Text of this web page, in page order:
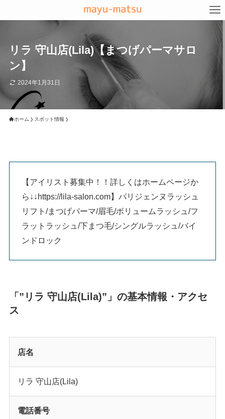
リラ 守山店(Lila)【まつげパーマサロ
ン】
2024年1月31日
ホーム スポット情報
【アイリスト募集中！！詳しくはホームページか
ら↓↓https://lila-salon.com】パリジェンヌラッシュ
リフト/まつげパーマ/眉毛/ボリュームラッシュ/フ
ラットラッシュ/下まつ毛/シングルラッシュ/バイ
ンドロック
「”リラ 守山店(Lila)”」の基本情報・アクセ
ス
店名
リラ 守山店(Lila)
電話番号